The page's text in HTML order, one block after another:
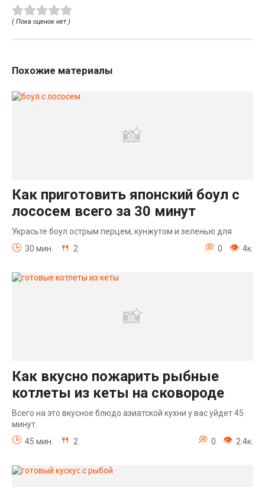
( Пока оценок нет )
Похожие материалы
Как приготовить японский боул с
лососем всего за 30 минут
Украсьте боул острым перцем, кунжутом и зеленью для
30 мин.
2 0 4к.
Как вкусно пожарить рыбные
котлеты из кеты на сковороде
Всего на это вкусное блюдо азиатской кухни у вас уйдет 45
минут.
45 мин.
2 0 2.4к.